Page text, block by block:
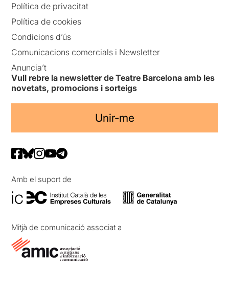
Política de privacitat
Política de cookies
Condicions d’ús
Comunicacions comercials i Newsletter
Anuncia’t
Vull rebre la newsletter de Teatre Barcelona amb les
novetats, promocions i sorteigs
Unir-me
Amb el suport de
Mitjà de comunicació associat a